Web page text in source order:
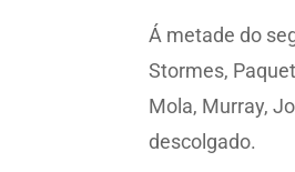
Á metade do
Stormes,
Mola, Murray,
descolgado.